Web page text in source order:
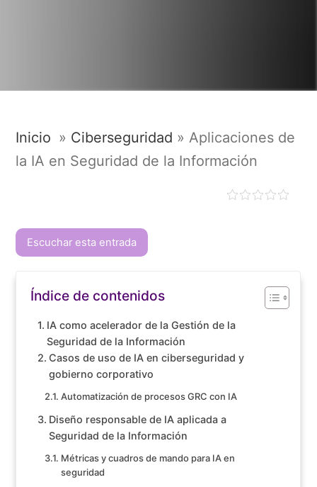
Inicio » Ciberseguridad »Aplicaciones de
la IA en Seguridad de la Información
Escuchar esta entrada
Índice de contenidos
IA como acelerador de la Gestión de la
Seguridad de la Información
Casos de uso de IA en ciberseguridad y
gobierno corporativo
Automatización de procesos GRC con IA
Diseño responsable de IA aplicada a
Seguridad de la Información
Métricas y cuadros de mando para IA en
seguridad